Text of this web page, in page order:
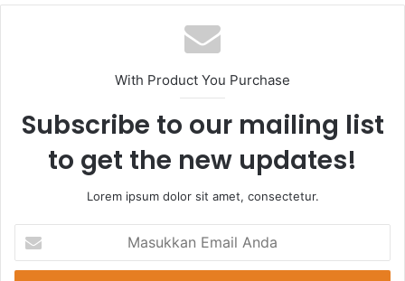
With Product You Purchase
Subscribe to our mailing list
to get the new updates!
Lorem ipsum dolor sit amet, consectetur.
Email
Anda